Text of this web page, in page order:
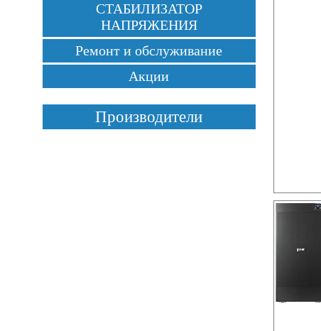
СТАБИЛИЗАТОР
НАПРЯЖЕНИЯ
Ремонт и обслуживание
Акции
Производители